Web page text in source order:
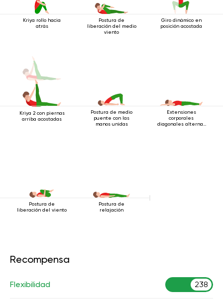
Kriya rollo hacia
atrás
Postura de
liberación del medio
viento
Giro dinámico en
posición acostada
Kriya 2 con piernas
arriba acostadas
Postura de medio
puente con las
manos unidas
Extensiones
corporales
diagonales alternas
Postura de
liberación del viento
Postura de
relajación
Recompensa
Flexibilidad 238